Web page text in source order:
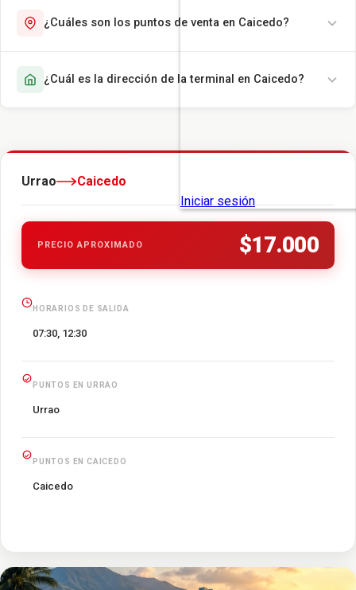
¿Cuáles son los puntos de venta en Caicedo?
¿Cuál es la dirección de la terminal en Caicedo?
Urrao Caicedo
PRECIO APROXIMADO $17.000
HORARIOS DE SALIDA
07:30, 12:30
PUNTOS EN URRAO
Urrao
PUNTOS EN CAICEDO
Caicedo